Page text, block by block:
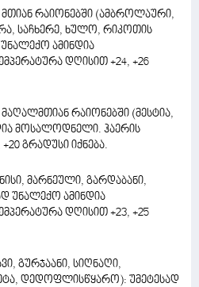
რაიონებში (ამბროლაური,
საჩხერე, ხულო, რიკოთის
ამინდია
დღისით +24, +26
რაიონებში (მესტია,
მოსალოდნელი. ჰაერის
გრადუსი იქნება.
მარნეული, გარდაბანი,
უნალექო ამინდია
დღისით +23, +25
გურჯაანი, სიღნაღი,
დედოფლისწყარო): უმეტესად